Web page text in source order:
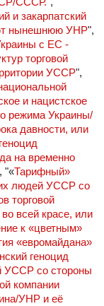
и закарпатский
нынешнюю УНР",
с ЕС -
торговой
УССР",
и нацистское
режима Украины/
давности, или
на временно
"«Тарифный»
людей УССР со
торговой
всей красе, или
к «цветным»
«евромайдана»
геноцид
УССР со стороны
компании
УНР и её